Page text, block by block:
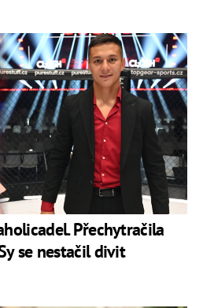
Přechytračila
se nestačil divit